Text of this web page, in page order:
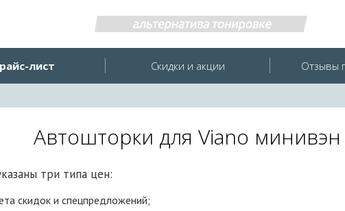
лист Скидки и акции Отзывы
Автошторки для Viano минивэн
три типа цен:
скидок и спецпредложений;